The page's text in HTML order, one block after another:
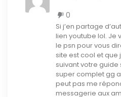
0
Si j’en partage
lien youtube lol. Je
le psn pour vous
site est cool et que
suivant votre
super complet gg a
peut pas me
messagerie aux